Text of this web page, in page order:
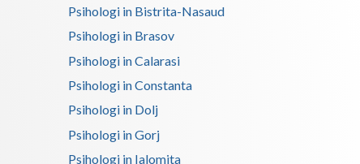
Vaslui
Vrancea
Psihologi in Bistrita-Nasaud
Psihologi in Brasov
Psihologi in Calarasi
Psihologi in Constanta
Psihologi in Dolj
Psihologi in Gorj
Psihologi in Ialomita